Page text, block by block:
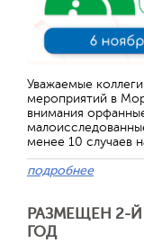
Уважаемые
мероприятий в
внимания
менее 10 случаев
подробнее
РАЗМЕЩЕН 2-
ГОД